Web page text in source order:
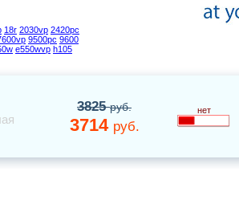
18r 2030vp 2420pc
9500pc 9600
e550wvp h105
3825руб.
3714 руб.
нет